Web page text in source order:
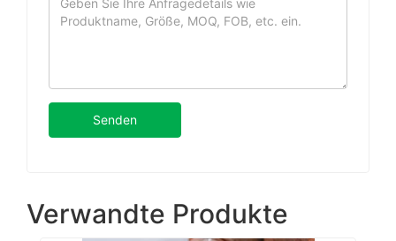
Senden
Verwandte Produkte